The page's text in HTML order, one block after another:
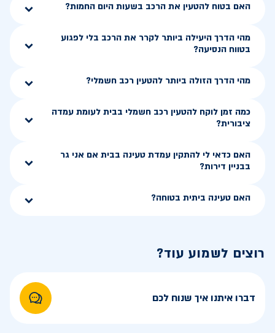
האם בטוח להטעין את הרכב בשעות היום החמות?
מהי הדרך היעילה ביותר לקרר את הרכב בלי לפגוע
בטווח הנסיעה?
מהי הדרך הזולה ביותר להטעין רכב חשמלי?
כמה זמן לוקח להטעין רכב חשמלי בבית לעומת עמדה
ציבורית?
האם כדאי לי להתקין עמדת טעינה בבית אם אני גר
בבניין דירות?
האם טעינה ביתית בטוחה?
רוצים לשמוע עוד?
דברו איתנו איך שנוח לכם